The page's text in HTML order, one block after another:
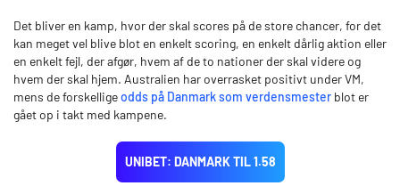
Det bliver en kamp, hvor der skal scores på de store chancer, for det
kan meget vel blive blot en enkelt scoring, en enkelt dårlig aktion eller
en enkelt fejl, der afgør, hvem af de to nationer der skal videre og
hvem der skal hjem. Australien har overrasket positivt under VM,
mens de forskelligeodds på Danmark som verdensmester blot er
gået op i takt med kampene.
UNIBET: DANMARK TIL 1.58